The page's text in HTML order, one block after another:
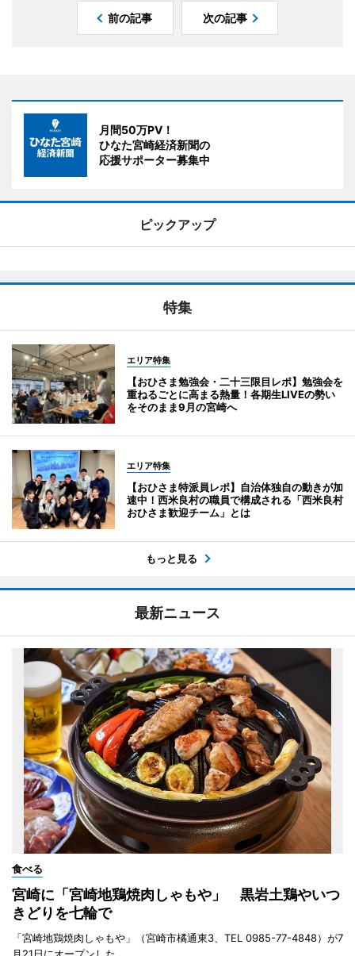
前の記事 次の記事
月間50万PV！
ひなた宮崎経済新聞の
応援サポーター募集中
ピックアップ
特集
エリア特集
【おひさま勉強会・二十三限目レポ】勉強会を
重ねるごとに高まる熱量！各期生LIVEの勢い
をそのまま9月の宮崎へ
エリア特集
【おひさま特派員レポ】自治体独自の動きが加
速中！西米良村の職員で構成される「西米良村
おひさま歓迎チーム」とは
もっと見る
最新ニュース
食べる
宮崎に「宮崎地鶏焼肉しゃもや」 黒岩土鶏やいつ
きどりを七輪で
「宮崎地鶏焼肉しゃもや」（宮崎市橘通東3、TEL 0985-77-4848）が7
月21日にオープンした。